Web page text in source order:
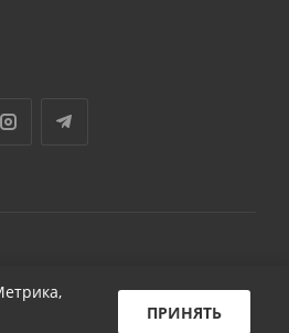
Разработано в KAPUSTA LAB
ПРИНЯТЬ